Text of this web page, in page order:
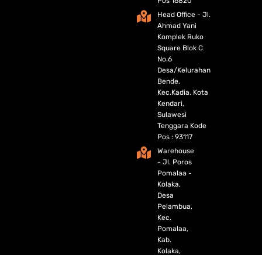
Head Office - Jl.
Ahmad Yani
Komplek Ruko
Square Blok C
No.6
Desa/Kelurahan
Bende,
Kec.Kadia. Kota
Kendari,
Sulawesi
Tenggara Kode
Pos : 93117
Warehouse
- Jl. Poros
Pomalaa -
Kolaka,
Desa
Pelambua,
Kec.
Pomalaa,
Kab.
Kolaka,